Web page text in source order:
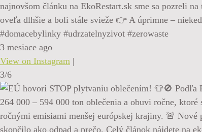
najnovšom článku na EkoRestart.sk sme sa pozreli
oveľa dlhšie a boli stále svieže 👉 A úprimne –
#domacebylinky #udrzatelnyzivot #zerowaste
3 mesiace ago
View on Instagram |
3/6